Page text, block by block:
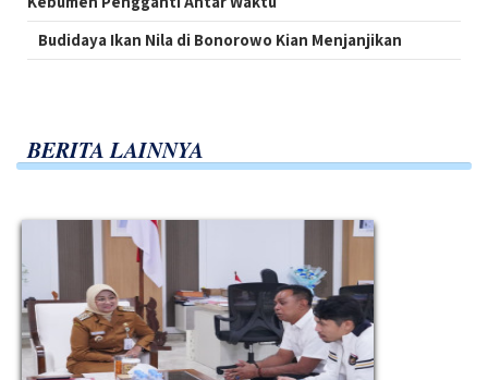
Budidaya Ikan Nila di Bonorowo Kian Menjanjikan
BERITA LAINNYA